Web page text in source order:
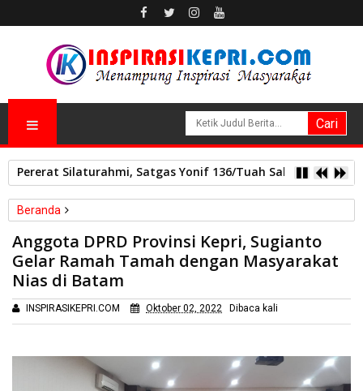
Pererat Silaturahmi, Satgas Yonif 136/Tuah Sakti Pos Ilu
Beranda
Anggota DPRD Provinsi Kepri, Sugianto Gelar Ramah Tamah
dengan Masyarakat Nias di Batam
Anggota DPRD Provinsi Kepri, Sugianto
Gelar Ramah Tamah dengan Masyarakat
Nias di Batam
INSPIRASIKEPRI.COM Oktober 02, 2022 Dibaca kali